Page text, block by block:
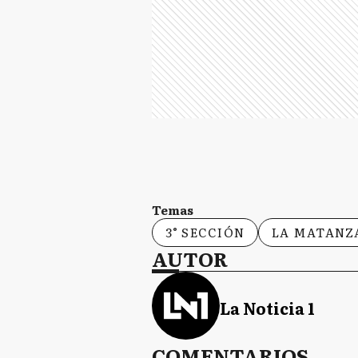
Temas
3° SECCIÓN
LA
AUTOR
La Noticia 1